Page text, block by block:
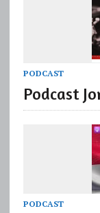
PODCAST
Podcast
PODCAST